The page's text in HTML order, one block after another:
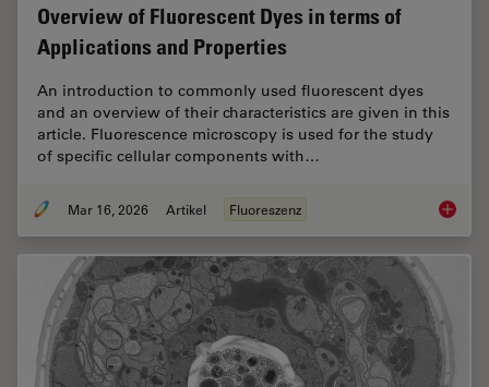
Overview of Fluorescent Dyes in terms of
Applications and Properties
An introduction to commonly used fluorescent dyes
and an overview of their characteristics are given in this
article. Fluorescence microscopy is used for the study
of specific cellular components with…
Mar 16, 2026 Artikel Fluoreszenz